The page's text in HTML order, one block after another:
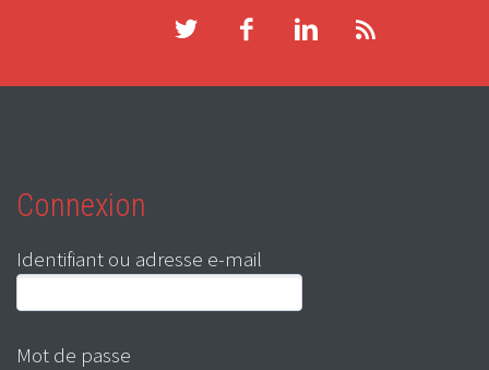
Connexion
Identifiant ou adresse e-mail
Mot de passe